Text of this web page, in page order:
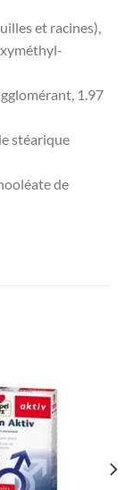
et racines),
1.97
stéarique
de